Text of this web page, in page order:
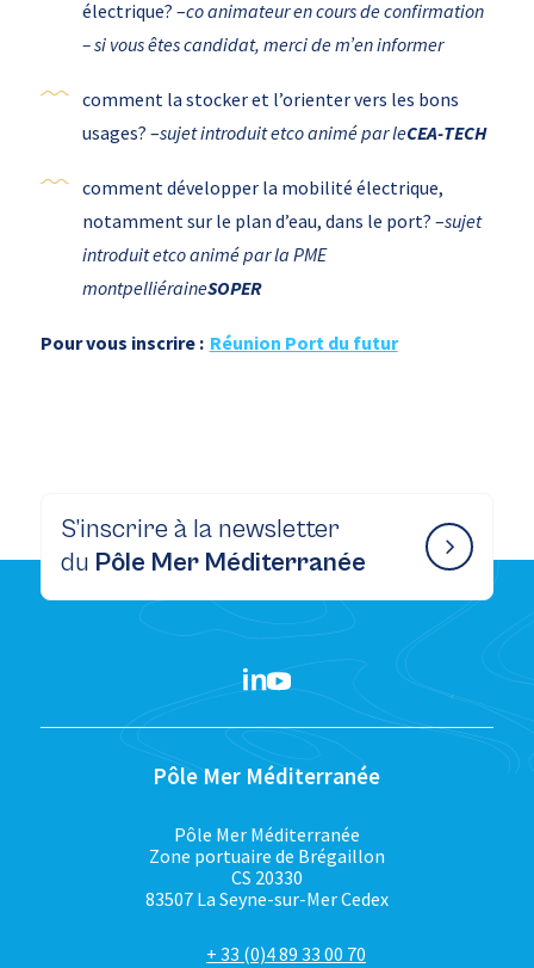
électrique? –co animateur en cours de confirmation
– si vous êtes candidat, merci de m’en informer
comment la stocker et l’orienter vers les bons
usages? –sujet introduit etco animé par leCEA-TECH
comment développer la mobilité électrique,
notamment sur le plan d’eau, dans le port? –sujet
introduit etco animé par la PME
montpelliéraineSOPER
Pour vous inscrire : Réunion Port du futur
S’inscrire à la newsletter
du Pôle Mer Méditerranée
Pôle Mer Méditerranée
Pôle Mer Méditerranée
Zone portuaire de Brégaillon
CS 20330
83507 La Seyne-sur-Mer Cedex
+ 33 (0)4 89 33 00 70